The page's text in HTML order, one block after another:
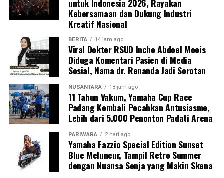
untuk Indonesia 2026, Rayakan
Kebersamaan dan Dukung Industri
Kreatif Nasional
BERITA 14 jam ago
Viral Dokter RSUD Inche Abdoel Moeis
Diduga Komentari Pasien di Media
Sosial, Nama dr. Renanda Jadi Sorotan
NUSANTARA 18 jam ago
11 Tahun Vakum, Yamaha Cup Race
Padang Kembali Pecahkan Antusiasme,
Lebih dari 5.000 Penonton Padati Arena
PARIWARA 2 hari ago
Yamaha Fazzio Special Edition Sunset
Blue Meluncur, Tampil Retro Summer
dengan Nuansa Senja yang Makin Skena